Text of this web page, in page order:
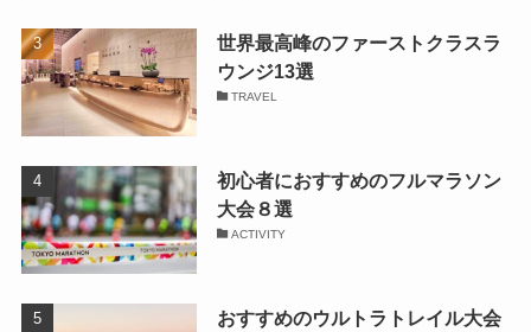
世界最高峰のファーストクラスラ
ウンジ13選
TRAVEL
初心者におすすめのフルマラソン
大会８選
ACTIVITY
おすすめのウルトラトレイル大会